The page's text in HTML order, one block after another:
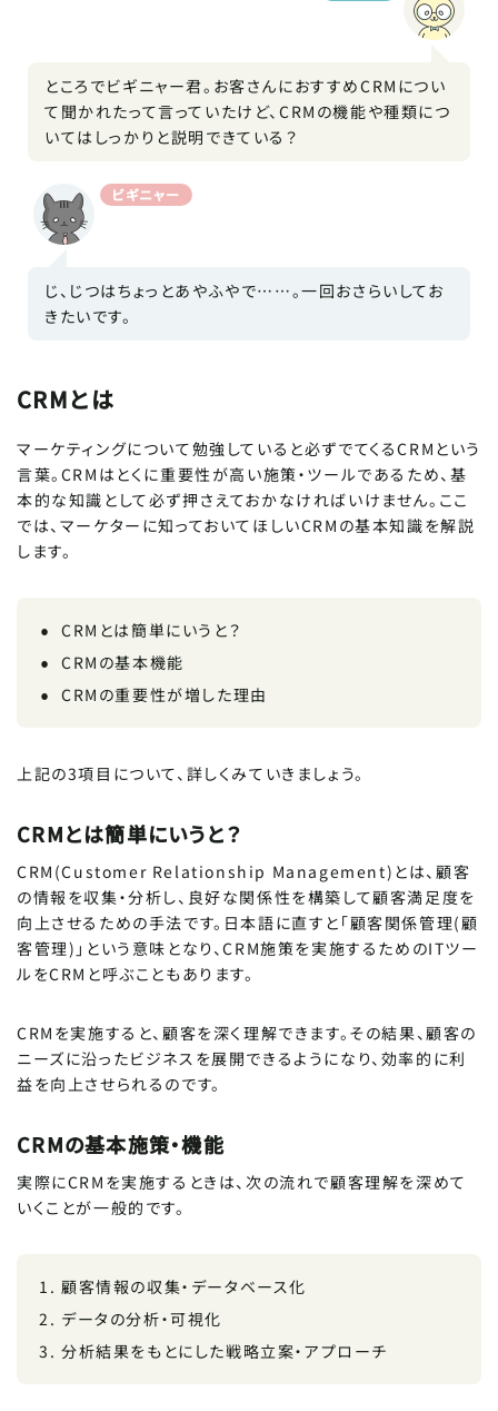
ところでビギニャー君。お客さんにおすすめCRMについ
て聞かれたって言っていたけど、CRMの機能や種類につ
いてはしっかりと説明できている？
ビギニャー
じ、じつはちょっとあやふやで……。一回おさらいしてお
きたいです。
CRMとは
マーケティングについて勉強していると必ずでてくるCRMという
言葉。CRMはとくに重要性が高い施策・ツールであるため、基
本的な知識として必ず押さえておかなければいけません。ここ
では、マーケターに知っておいてほしいCRMの基本知識を解説
します。
CRMとは簡単にいうと？
CRMの基本機能
CRMの重要性が増した理由
上記の3項目について、詳しくみていきましょう。
CRMとは簡単にいうと？
CRM(Customer Relationship Management)とは、顧客
の情報を収集・分析し、良好な関係性を構築して顧客満足度を
向上させるための手法です。日本語に直すと「顧客関係管理(顧
客管理)」という意味となり、CRM施策を実施するためのITツー
ルをCRMと呼ぶこともあります。
CRMを実施すると、顧客を深く理解できます。その結果、顧客の
ニーズに沿ったビジネスを展開できるようになり、効率的に利
益を向上させられるのです。
CRMの基本施策・機能
実際にCRMを実施するときは、次の流れで顧客理解を深めて
いくことが一般的です。
顧客情報の収集・データベース化
データの分析・可視化
分析結果をもとにした戦略立案・アプローチ
SCROLL DOWN